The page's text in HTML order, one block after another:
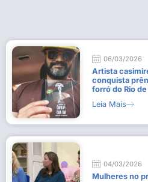
06/03/2026
Artista
conquista
forró do Rio
Leia Mais
04/03/2026
Mulheres no